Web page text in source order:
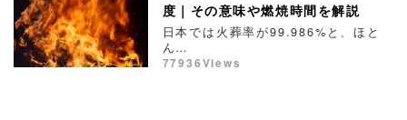
度｜その意味や燃焼時間を解説
日本では火葬率が99.986%と、ほと
ん…
77936Views